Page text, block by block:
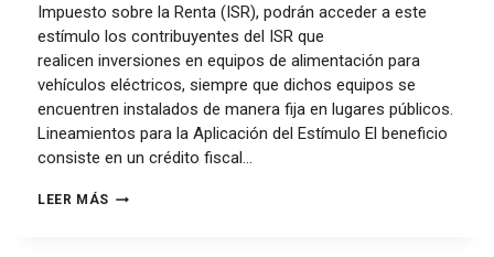
Impuesto sobre la Renta (ISR), podrán acceder a este
estímulo los contribuyentes del ISR que
realicen inversiones en equipos de alimentación para
vehículos eléctricos, siempre que dichos equipos se
encuentren instalados de manera fija en lugares públicos.
Lineamientos para la Aplicación del Estímulo El beneficio
consiste en un crédito fiscal…
LEER MÁS